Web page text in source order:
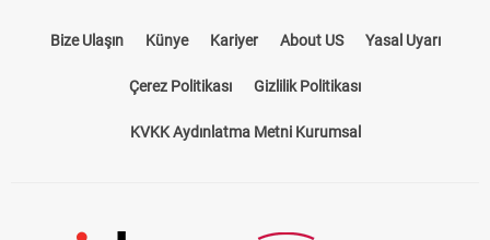
Bize Ulaşın Künye Kariyer About US Yasal Uyarı
Çerez Politikası Gizlilik Politikası
KVKK Aydınlatma Metni Kurumsal